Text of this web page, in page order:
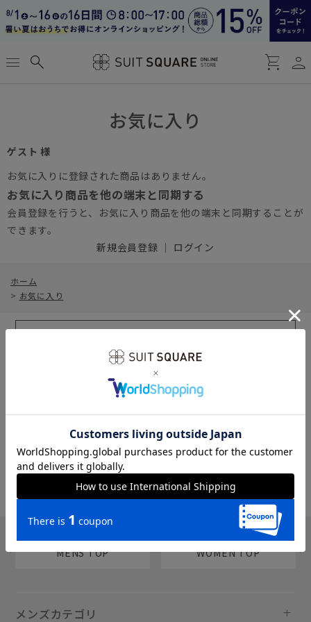
menu search shopping_cart person
お気に入り
ゲスト 様
お気に入りに登録された商品はありません。
お気に入り商品を他の端末と同期する
会員登録を行うと、お気に入り商品を他の端末と同期することが
できます。
新規会員登録 ｜ ログイン
ホーム
> お気に入り
sms
MENS TOP WOMEN TOP
メンズカテゴリ